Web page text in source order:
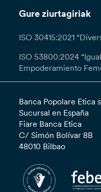
Gure ziurtagiriak
ISO 30415:2021
ISO 53800:2024
Empoderamiento
Banca Popolare Etica
Sucursal en España
Fiare Banca Etica
C/ Simón Bolívar 8B
48010 Bilbao